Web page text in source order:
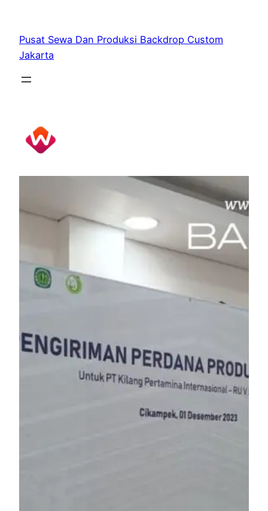
content
Pusat Sewa Dan Produksi Backdrop Custom
Jakarta